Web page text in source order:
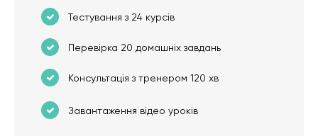
Тестування з 24 курсів
Перевірка 20 домашніх завдань
Консультація з тренером 120 хв
Завантаження відео уроків